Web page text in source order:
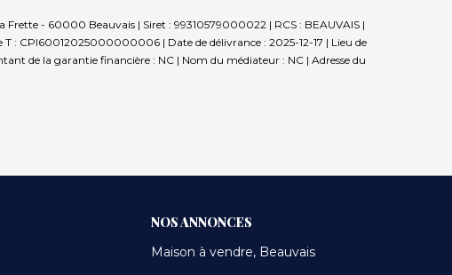
Frette - 60000 Beauvais | Siret : 99310579000022 | RCS : BEAUVAIS |
T : CPI60012025000000006 | Date de délivrance : 2025-12-17 | Lieu de
de la garantie financière : NC | Nom du médiateur : NC | Adresse du
NOS ANNONCES
Maison à vendre, Beauvais